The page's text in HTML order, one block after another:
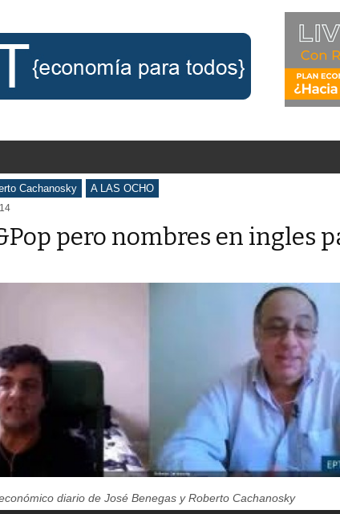
Cachanosky A LAS OCHO
pero nombres en ingles
diario de José Benegas y Roberto Cachanosky